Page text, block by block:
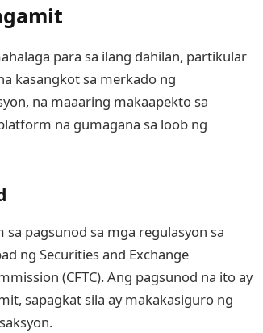
para sa ilang dahilan, partikular
kasangkot sa merkado ng
na maaaring makaapekto sa
na gumagana sa loob ng
sa pagsunod sa mga regulasyon sa
ng Securities and Exchange
(CFTC). Ang pagsunod na ito ay
sapagkat sila ay makakasiguro ng